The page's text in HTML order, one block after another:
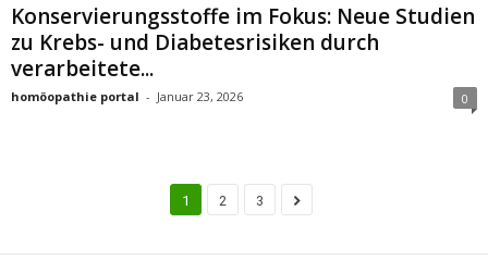
Konservierungsstoffe im Fokus: Neue Studien
zu Krebs- und Diabetesrisiken durch
verarbeitete...
homöopathie portal - Januar 23, 2026 0
1 2 3